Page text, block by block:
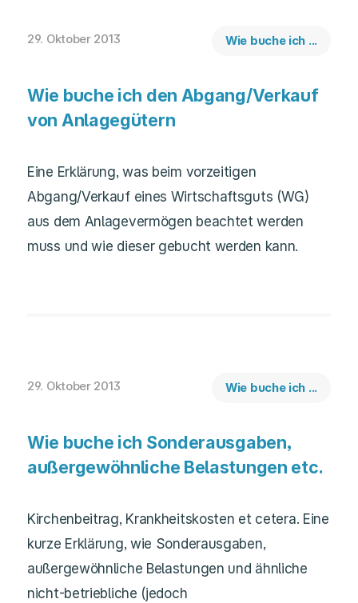
29. Oktober 2013 Wie buche ich ...
Wie buche ich den Abgang/Verkauf
von Anlagegütern
Eine Erklärung, was beim vorzeitigen
Abgang/Verkauf eines Wirtschaftsguts (WG)
aus dem Anlagevermögen beachtet werden
muss und wie dieser gebucht werden kann.
29. Oktober 2013 Wie buche ich ...
Wie buche ich Sonderausgaben,
außergewöhnliche Belastungen etc.
Kirchenbeitrag, Krankheitskosten et cetera. Eine
kurze Erklärung, wie Sonderausgaben,
außergewöhnliche Belastungen und ähnliche
nicht-betriebliche (jedoch